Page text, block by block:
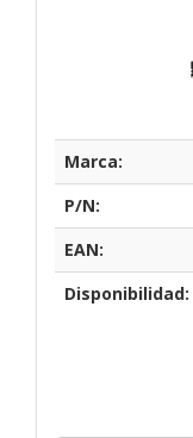
Marca:
P/N:
EAN:
Disponibilidad: